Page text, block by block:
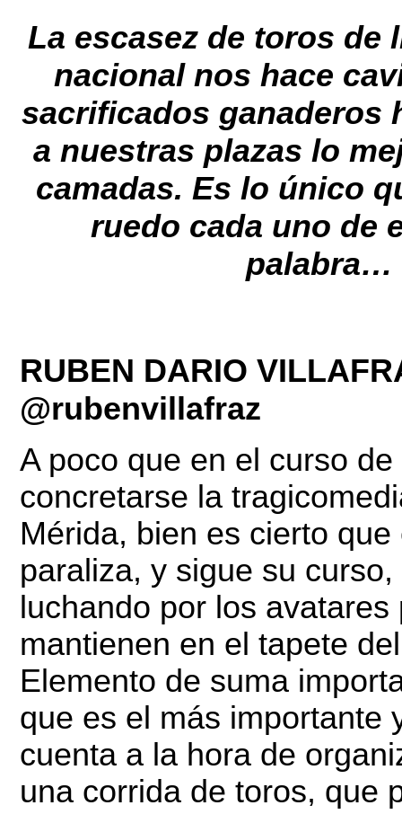
La escasez de toros de
nacional nos hace
sacrificados ganaderos
a nuestras plazas lo
camadas. Es lo único
ruedo cada uno de
palabra…
RUBEN DARIO
@rubenvillafraz
A poco que en el curso
concretarse la
Mérida, bien es cierto
paraliza, y sigue su
luchando por los
mantienen en el tapete
Elemento de suma
que es el más importante
cuenta a la hora de
una corrida de toros, que